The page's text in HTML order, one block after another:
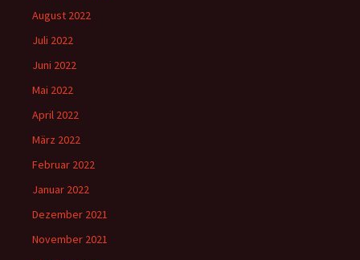
August 2022
Juli 2022
Juni 2022
Mai 2022
April 2022
März 2022
Februar 2022
Januar 2022
Dezember 2021
November 2021